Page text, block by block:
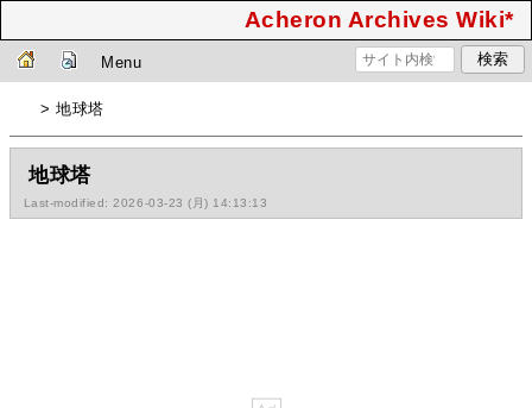
Acheron Archives Wiki*
Menu
> 地球塔
地球塔
Last-modified: 2026-03-23 (月) 14:13:13